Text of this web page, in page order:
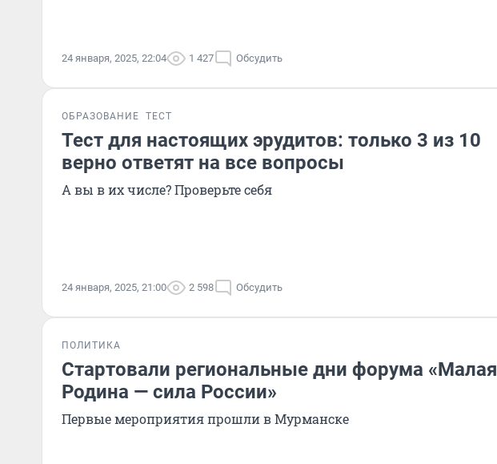
24 января, 2025, 22:04 1 427 Обсудить
ОБРАЗОВАНИЕ ТЕСТ
Тест для настоящих эрудитов: только 3 из 10
верно ответят на все вопросы
А вы в их числе? Проверьте себя
24 января, 2025, 21:00 2 598 Обсудить
ПОЛИТИКА
Стартовали региональные дни форума «Малая
Родина — сила России»
Первые мероприятия прошли в Мурманске